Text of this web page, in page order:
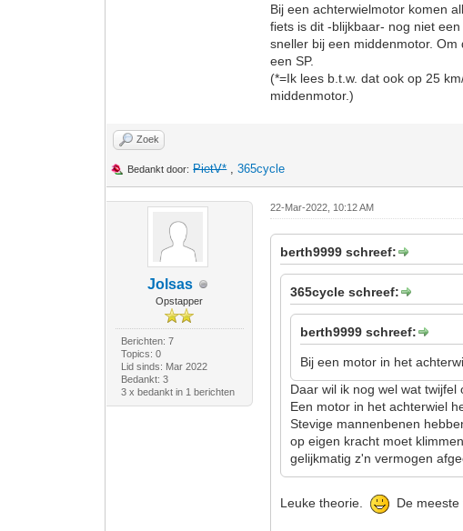
Bij een achterwielmotor komen
fiets is dit -blijkbaar- nog niet
sneller bij een middenmotor.
een SP.
(*=Ik lees b.t.w. dat ook op 25
middenmotor.)
Zoek
Bedankt door: PietV*,365cycle
Jolsas
Opstapper
Berichten: 7
Topics: 0
Lid sinds: Mar 2022
Bedankt: 3
3 x bedankt in 1 berichten
22-Mar-2022, 10:12 AM
berth9999 schreef:
365cycle schreef:
berth9999 schreef:
Bij een motor in het
Daar wil ik nog wel wat
Een motor in het achterwiel
Stevige mannenbenen
op eigen kracht moet
gelijkmatig z'n vermogen
Leuke theorie. De